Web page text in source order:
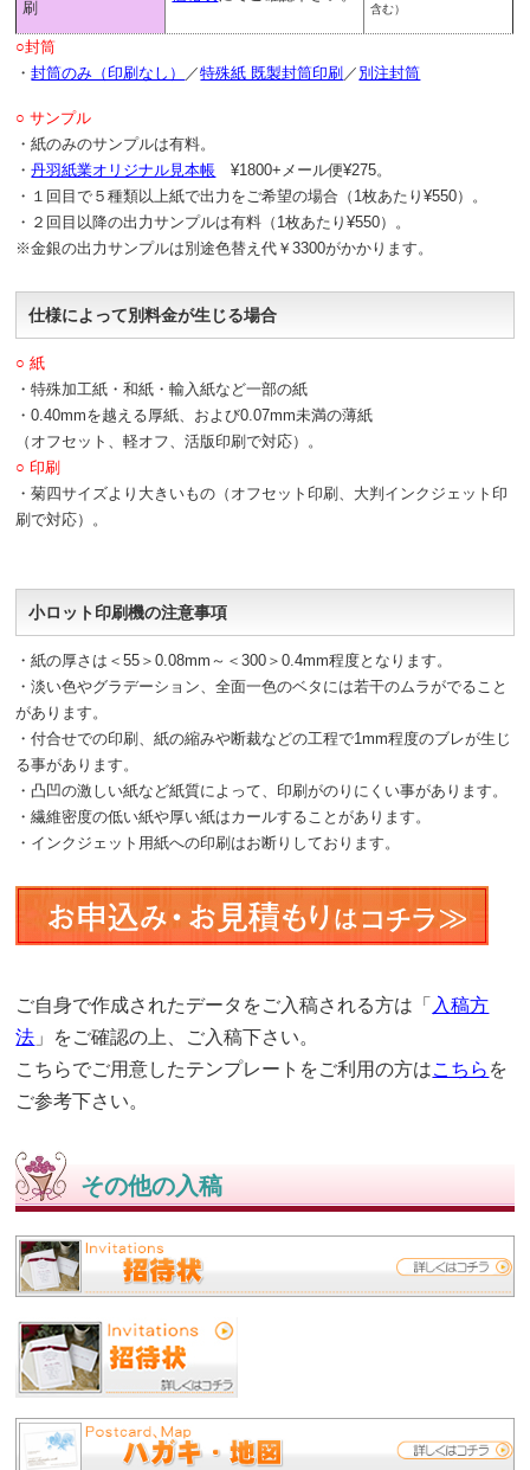
刷
含む）
○封筒
・封筒のみ（印刷なし） ／特殊紙 既製封筒印刷 ／ 別注封筒
○ サンプル
・紙のみのサンプルは有料。
・丹羽紙業オリジナル見本帳 ¥1800+メール便¥275。
・１回目で５種類以上紙で出力をご希望の場合（1枚あたり¥550）。
・２回目以降の出力サンプルは有料（1枚あたり¥550）。
※金銀の出力サンプルは別途色替え代￥3300がかかります。
仕様によって別料金が生じる場合
○ 紙
・特殊加工紙・和紙・輸入紙など一部の紙
・0.40mmを越える厚紙、および0.07mm未満の薄紙
（オフセット、軽オフ、活版印刷で対応）。
○ 印刷
・菊四サイズより大きいもの（オフセット印刷、大判インクジェット印
刷で対応）。
小ロット印刷機の注意事項
・紙の厚さは＜55＞0.08mm～＜300＞0.4mm程度となります。
・淡い色やグラデーション、全面一色のベタには若干のムラがでること
があります。
・付合せでの印刷、紙の縮みや断裁などの工程で1mm程度のブレが生じ
る事があります。
・凸凹の激しい紙など紙質によって、印刷がのりにくい事があります。
・繊維密度の低い紙や厚い紙はカールすることがあります。
・インクジェット用紙への印刷はお断りしております。
ご自身で作成されたデータをご入稿される方は「 入稿方
法 」をご確認の上、ご入稿下さい。
こちらでご用意したテンプレートをご利用の方はこちら を
ご参考下さい。
その他の入稿